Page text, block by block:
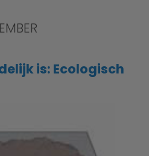
is: Ecologisch